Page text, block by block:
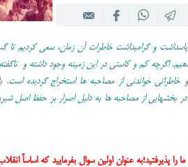
و گرامیداشت خاطرات آن زمان،‌ سعی کردیم تا
اگرچه کم و کاستی در این زمینه وجود داشته و
خواندنی از مصاحبه ها استخراج گردیده است.
در بخشهایی از مصاحبه ها به دلیل اصرار بر حفظ اصل
پذیرفتید‌؛‌به عنوان اولین سوال بفرمایید که اساساً‌